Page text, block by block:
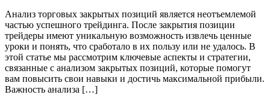
Анализ торговых закрытых позиций является неотъемлемой
частью успешного трейдинга. После закрытия позиции
трейдеры имеют уникальную возможность извлечь ценные
уроки и понять, что сработало в их пользу или не удалось. В
этой статье мы рассмотрим ключевые аспекты и стратегии,
связанные с анализом закрытых позиций, которые помогут
вам повысить свои навыки и достичь максимальной прибыли.
Важность анализа […]